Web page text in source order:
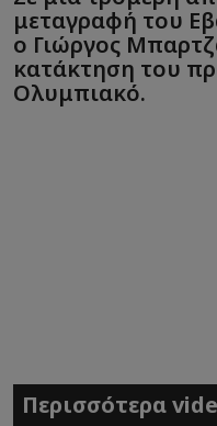
μεταγραφή του
ο Γιώργος
κατάκτηση του
Ολυμπιακό.
Περισσότερα